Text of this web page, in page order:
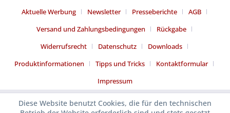
Aktuelle Werbung
Newsletter Presseberichte
AGB
Versand und Zahlungsbedingungen
Rückgabe
Widerrufsrecht
Datenschutz
Downloads
Produktinformationen
Tipps und Tricks
Kontaktformular
Impressum
Diese Website benutzt Cookies, die für den technischen